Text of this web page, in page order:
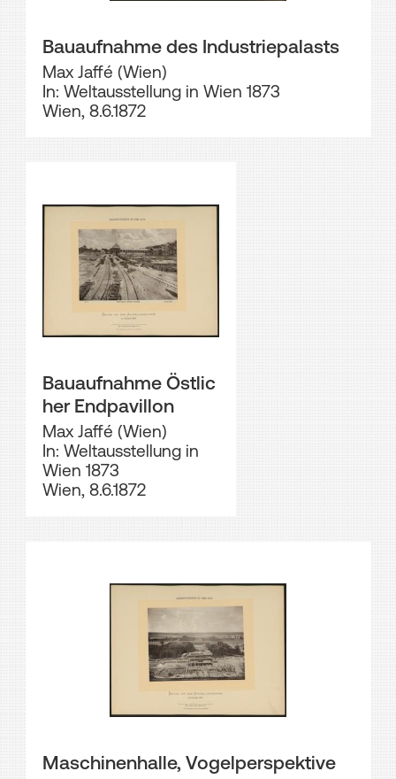
Bauaufnahme des Industriepalasts
Max Jaffé (Wien)
In: Weltausstellung in Wien 1873
Wien, 8.6.1872
Bauaufnahme Östlic
her Endpavillon
Max Jaffé (Wien)
In: Weltausstellung in
Wien 1873
Wien, 8.6.1872
Maschinenhalle, Vogelperspektive